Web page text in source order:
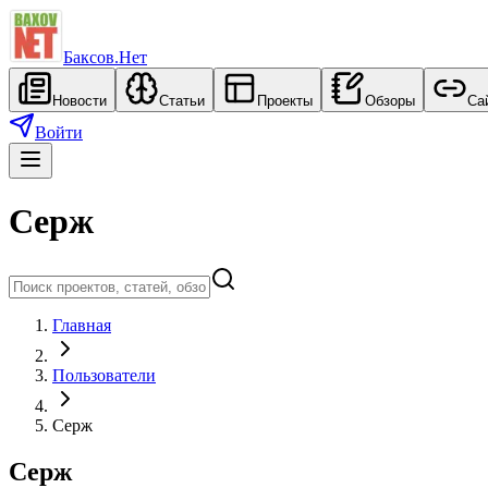
Баксов.Нет
Новости Статьи Проекты Обзоры
Войти
Серж
Главная
Пользователи
Серж
Серж